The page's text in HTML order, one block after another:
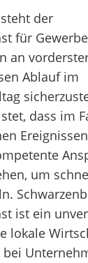
der
für
an
Ablauf im
dass im
um
ist ein
lokale